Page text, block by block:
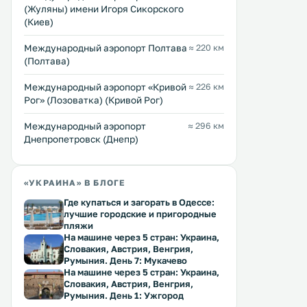
(Жуляны) имени Игоря Сикорского
(Киев)
Международный аэропорт Полтава
(Полтава)
≈ 220 км
Международный аэропорт «Кривой
Рог» (Лозоватка) (Кривой Рог)
≈ 226 км
Международный аэропорт
Днепропетровск (Днепр)
≈ 296 км
«УКРАИНА» В БЛОГЕ
Где купаться и загорать в Одессе:
лучшие городские и пригородные
пляжи
На машине через 5 стран: Украина,
Словакия, Австрия, Венгрия,
Румыния. День 7: Мукачево
На машине через 5 стран: Украина,
Словакия, Австрия, Венгрия,
Румыния. День 1: Ужгород